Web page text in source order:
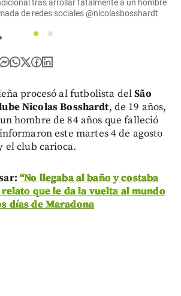
tras arrollar fatalmente a un hombre
de redes sociales @nicolasbosshardt
1 2
procesó al futbolista delSão
Nicolas Bosshardt, de 19 años,
hombre de 84 años que falleció
este martes 4 de agosto
el club carioca.
“No llegaba al baño y costaba
que le da la vuelta al mundo
días de Maradona